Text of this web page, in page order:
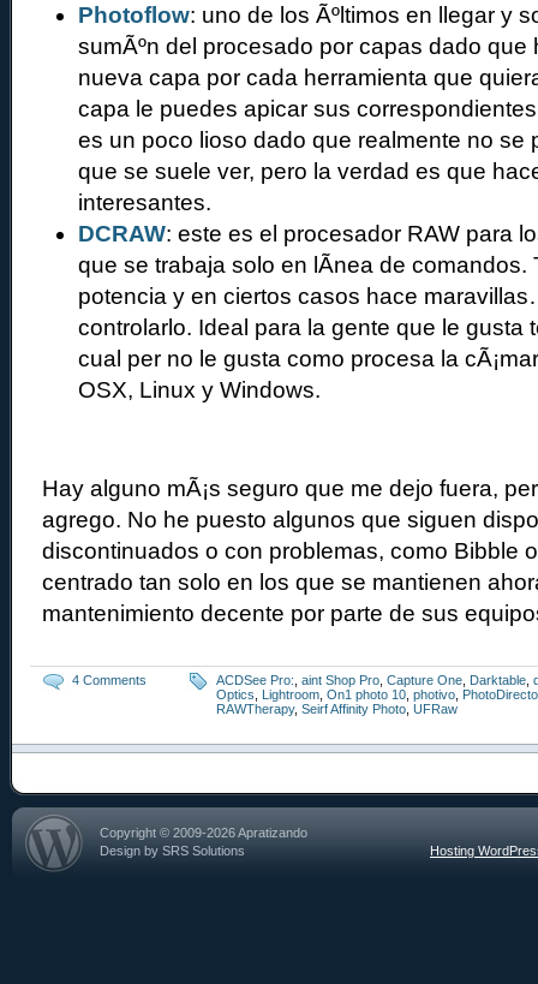
Photoflow: uno de los Ãºltimos en llegar y
sumÃºn del procesado por capas dado que
nueva capa por cada herramienta que
capa le puedes apicar sus
es un poco lioso dado que realmente no se
que se suele ver, pero la verdad es que
interesantes.
DCRAW: este es el procesador RAW para
que se trabaja solo en lÃ­nea de comandos.
potencia y en ciertos casos hace
controlarlo. Ideal para la gente que le gusta
cual per no le gusta como procesa la
OSX, Linux y Windows.
Hay alguno mÃ¡s seguro que me dejo fuera,
agrego. No he puesto algunos que siguen
discontinuados o con problemas, como Bibble
centrado tan solo en los que se mantienen
mantenimiento decente por parte de sus
4 Comments ACDSee Pro: aint Shop Pro Capture One Darktable
Optics
Lightroom On1 photo 10 photivo
RAWTherapy, Seirf Affinity Photo UFRaw
Copyright © 2009-2026 Apratizando
Design by SRS Solutions
Hosting